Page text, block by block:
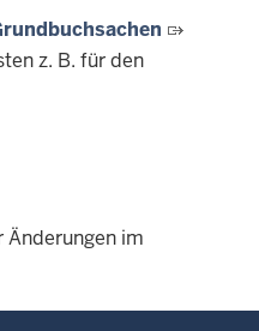
z. B. für den
Änderungen im